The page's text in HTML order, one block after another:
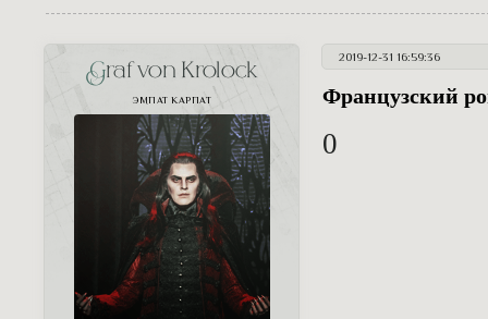
2019-12-31 16:59:36
Graf von Krolock
ЭМПАТ КАРПАТ Французский
0